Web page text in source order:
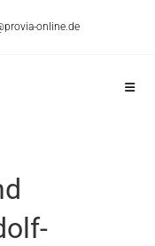
online.de